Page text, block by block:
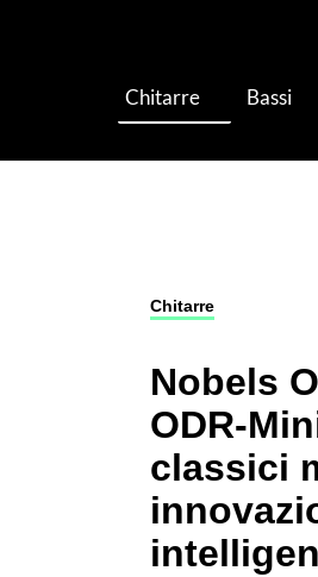
Chitarre Bassi
Chitarre
Nobels
ODR-
classici